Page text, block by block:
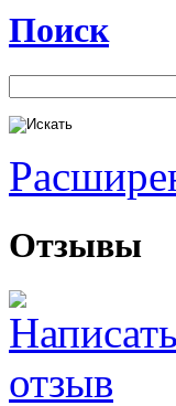
Поиск
Отзывы